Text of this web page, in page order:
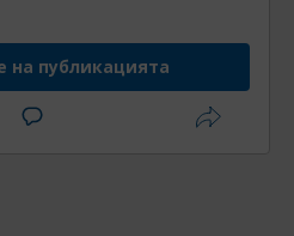
на публикацията